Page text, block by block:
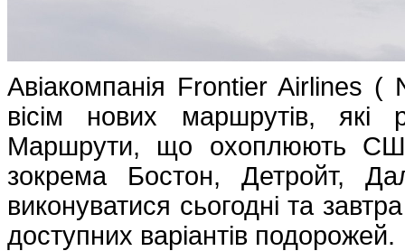
Авіакомпанія Frontier Airlines
вісім нових маршрутів, які
Маршрути, що охоплюють
зокрема Бостон, Детройт,
виконуватися сьогодні та
доступних варіантів подорожей.